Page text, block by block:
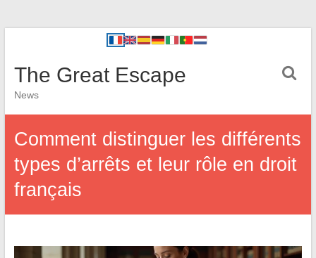
The Great Escape
News
Comment distinguer les différents
types d’arrêts et leur rôle en droit
français